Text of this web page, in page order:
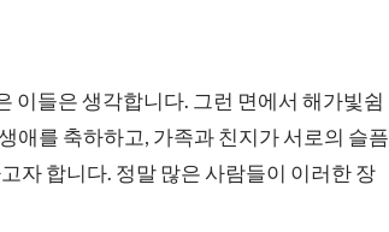
이들은 생각합니다. 그런 면에서 해가빛쉼
애를 축하하고, 가족과 친지가 서로의 슬픔
자 합니다. 정말 많은 사람들이 이러한 장